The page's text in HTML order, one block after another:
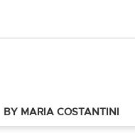
BY MARIA COSTANTINI